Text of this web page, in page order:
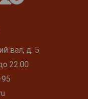
вал, д. 5
22:00